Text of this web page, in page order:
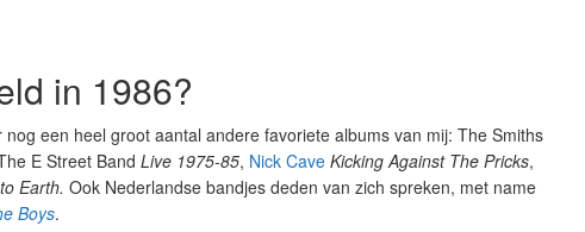
in 1986?
een heel groot aantal andere favoriete albums van mij: The Smiths
E Street Band Live 1975-85, Nick Cave Kicking Against The Pricks,
Earth. Ook Nederlandse bandjes deden van zich spreken, met name
Boys.